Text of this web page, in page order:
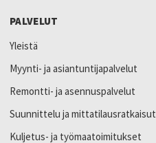
PALVELUT
Yleistä
Myynti- ja asiantuntijapalvelut
Remontti- ja asennuspalvelut
Suunnittelu ja mittatilausratkaisut
Kuljetus- ja työmaatoimitukset